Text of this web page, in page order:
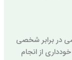
در برابر شخصی
از انجام